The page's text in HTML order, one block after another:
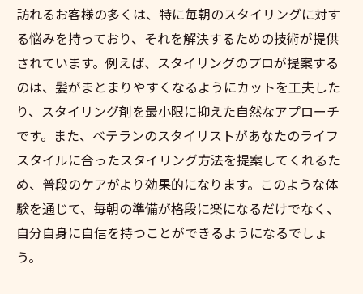
訪れるお客様の多くは、特に毎朝のスタイリングに対す
る悩みを持っており、それを解決するための技術が提供
されています。例えば、スタイリングのプロが提案する
のは、髪がまとまりやすくなるようにカットを工夫した
り、スタイリング剤を最小限に抑えた自然なアプローチ
です。また、ベテランのスタイリストがあなたのライフ
スタイルに合ったスタイリング方法を提案してくれるた
め、普段のケアがより効果的になります。このような体
験を通じて、毎朝の準備が格段に楽になるだけでなく、
自分自身に自信を持つことができるようになるでしょ
う。